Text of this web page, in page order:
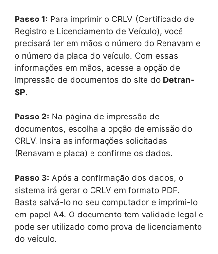
Passo 1: Para imprimir o CRLV (Certificado de
Registro e Licenciamento de Veículo), você
precisará ter em mãos o número do Renavam e
o número da placa do veículo. Com essas
informações em mãos, acesse a opção de
impressão de documentos do site do Detran-
SP.
Passo 2: Na página de impressão de
documentos, escolha a opção de emissão do
CRLV. Insira as informações solicitadas
(Renavam e placa) e confirme os dados.
Passo 3: Após a confirmação dos dados, o
sistema irá gerar o CRLV em formato PDF.
Basta salvá-lo no seu computador e imprimi-lo
em papel A4. O documento tem validade legal e
pode ser utilizado como prova de licenciamento
do veículo.